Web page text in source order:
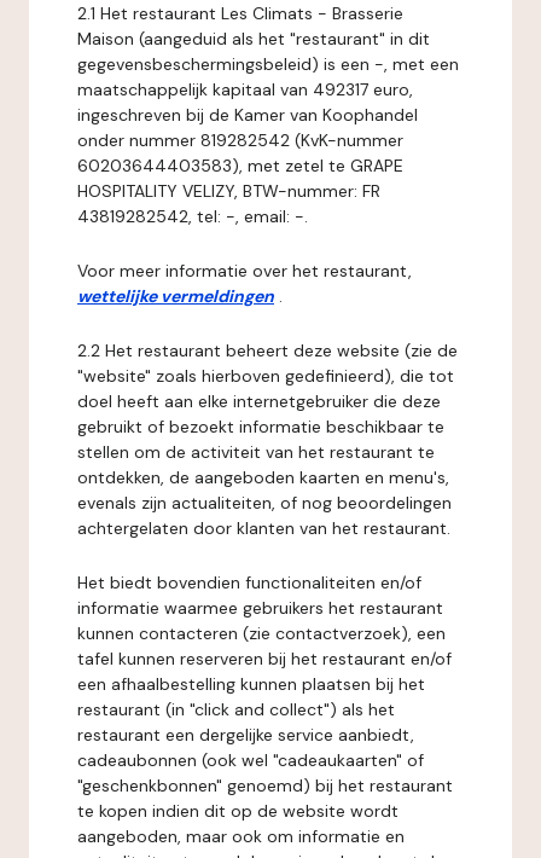
2.1 Het restaurant Les Climats - Brasserie
Maison (aangeduid als het "restaurant" in dit
gegevensbeschermingsbeleid) is een -, met een
maatschappelijk kapitaal van 492317 euro,
ingeschreven bij de Kamer van Koophandel
onder nummer 819282542 (KvK-nummer
60203644403583), met zetel te GRAPE
HOSPITALITY VELIZY, BTW-nummer: FR
43819282542, tel: -, email: -.
Voor meer informatie over het restaurant,
wettelijke vermeldingen .
2.2 Het restaurant beheert deze website (zie de
"website" zoals hierboven gedefinieerd), die tot
doel heeft aan elke internetgebruiker die deze
gebruikt of bezoekt informatie beschikbaar te
stellen om de activiteit van het restaurant te
ontdekken, de aangeboden kaarten en menu's,
evenals zijn actualiteiten, of nog beoordelingen
achtergelaten door klanten van het restaurant.
Het biedt bovendien functionaliteiten en/of
informatie waarmee gebruikers het restaurant
kunnen contacteren (zie contactverzoek), een
tafel kunnen reserveren bij het restaurant en/of
een afhaalbestelling kunnen plaatsen bij het
restaurant (in "click and collect") als het
restaurant een dergelijke service aanbiedt,
cadeaubonnen (ook wel "cadeaukaarten" of
"geschenkbonnen" genoemd) bij het restaurant
te kopen indien dit op de website wordt
aangeboden, maar ook om informatie en